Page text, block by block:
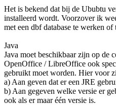
Het is bekend dat bij de Ububtu
installeerd wordt. Voorzover ik
met een dbf database te werken of
Java
Java moet beschikbaar zijn op de
OpenOffice / LibreOffice ook
gebruikt moet worden. Hier voor
a) Aan geven dat er een JRE
b) Aan gegeven welke versie er
ook als er maar één versie is.